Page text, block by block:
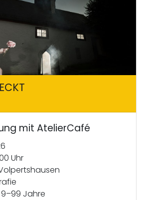
mit AtelierCafé
Uhr
Jahre